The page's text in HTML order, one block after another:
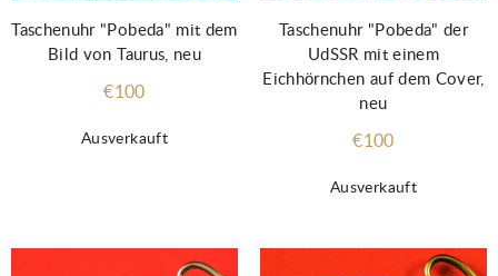
Ausverkauft
Taschenuhr "Pobeda" mit dem
Bild von Taurus, neu
€100
Ausverkauft
Taschenuhr "Pobeda" der
UdSSR mit einem
Eichhörnchen auf dem Cover,
neu
€100